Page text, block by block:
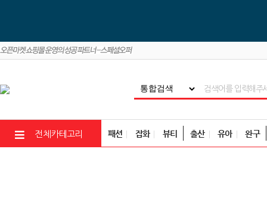
전체카테고리 패션 잡화 뷰티 출산 유아 완구